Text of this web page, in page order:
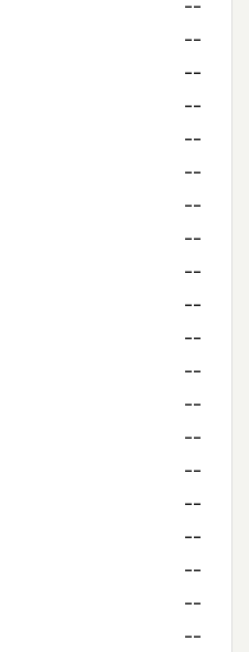
--
--
--
--
--
--
--
--
--
--
--
--
--
--
--
--
--
--
--
--